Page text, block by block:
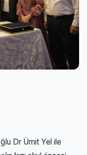
Dr Ümit Yel ile